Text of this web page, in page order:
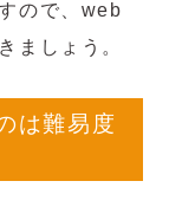
ので、web
ましょう。
は難易度